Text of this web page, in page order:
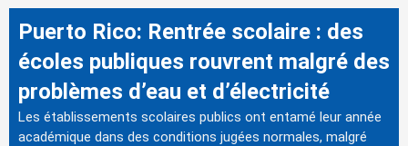
Puerto Rico: Rentrée scolaire : des
écoles publiques rouvrent malgré des
problèmes d’eau et d’électricité
Les établissements scolaires publics ont entamé leur année
académique dans des conditions jugées normales, malgré